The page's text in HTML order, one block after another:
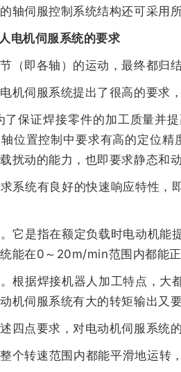
轴伺服控制系统结构还可采用
电机伺服系统的要求
即各轴）的运动，最终都归结
伺服系统提出了很高的要求
证焊接零件的加工质量并提
位置控制中要求有高的定位
扰动的能力，也即要求静态和
统有良好的快速响应特性，
是指在额定负载时电动机能
能在0～20m/min范围内都能正
据焊接机器人加工特点，大
机伺服系统有大的转矩输出又要
点要求，对电动机伺服系统
转速范围内都能平滑地运转，